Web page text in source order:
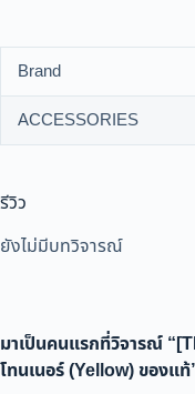
Brand
ACCESSORIES
รีวิว
ยังไม่มีบทวิจารณ์
มาเป็นคนแรกที่วิจารณ์
โทนเนอร์ (Yellow) ของแท้